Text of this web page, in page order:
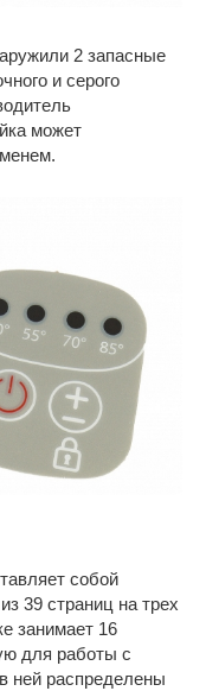
2 запасные
и серого
может
собой
39 страниц на трех
занимает 16
для работы с
ней распределены